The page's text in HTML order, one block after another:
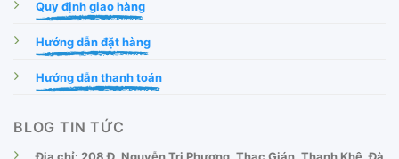
Quy định giao hàng
Hướng dẫn đặt hàng
Hướng dẫn thanh toán
BLOG TIN TỨC